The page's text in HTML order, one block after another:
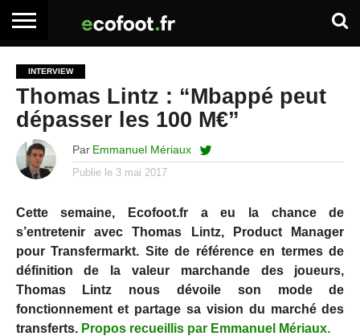
ARTICLES
PREMIUM
ADHÉSION
PREMIUM
SE
CONNECTER
EMPLOI
BOITE
À
OUTILS
INTERVIEW
Thomas Lintz : “Mbappé peut
dépasser les 100 M€”
Par Emmanuel Mériaux
Publie le 3 mai 2017
Cette semaine, Ecofoot.fr a eu la chance de
s’entretenir avec Thomas Lintz, Product Manager
pour Transfermarkt. Site de référence en termes de
définition de la valeur marchande des joueurs,
Thomas Lintz nous dévoile son mode de
fonctionnement et partage sa vision du marché des
transferts. Propos recueillis par Emmanuel Mériaux.